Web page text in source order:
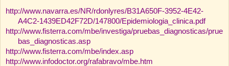
http://www.navarra.es/NR/rdonlyres/B31A650F-3952-4E42-
A4C2-1439ED42F72D/147800/Epidemiologia_clinica.pdf
http://www.fisterra.com/mbe/investiga/pruebas_diagnosticas/prue
bas_diagnosticas.asp
http://www.fisterra.com/mbe/index.asp
http://www.infodoctor.org/rafabravo/mbe.htm